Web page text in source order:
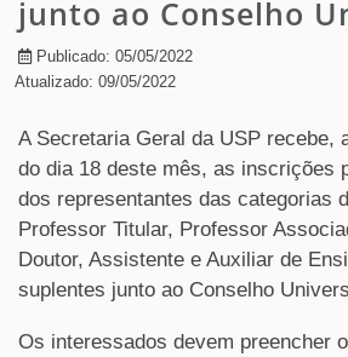
junto ao Conselho
Publicado: 05/05/2022
Atualizado: 09/05/2022
A Secretaria Geral da USP recebe,
do dia 18 deste mês, as inscrições
dos representantes das categorias
Professor Titular, Professor
Doutor, Assistente e Auxiliar de
suplentes junto ao Conselho
Os interessados devem preencher